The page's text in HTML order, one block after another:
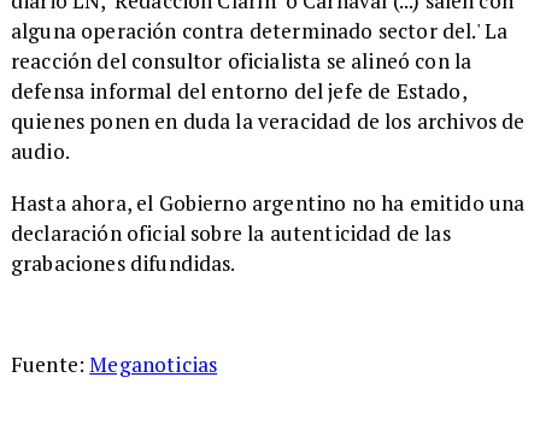
alguna operación contra determinado sector del.' La
reacción del consultor oficialista se alineó con la
defensa informal del entorno del jefe de Estado,
quienes ponen en duda la veracidad de los archivos de
audio.
Hasta ahora, el Gobierno argentino no ha emitido una
declaración oficial sobre la autenticidad de las
grabaciones difundidas.
Fuente:Meganoticias